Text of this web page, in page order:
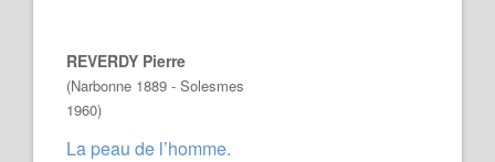
REVERDY Pierre
(Narbonne 1889 - Solesmes
1960)
La peau de l’homme.